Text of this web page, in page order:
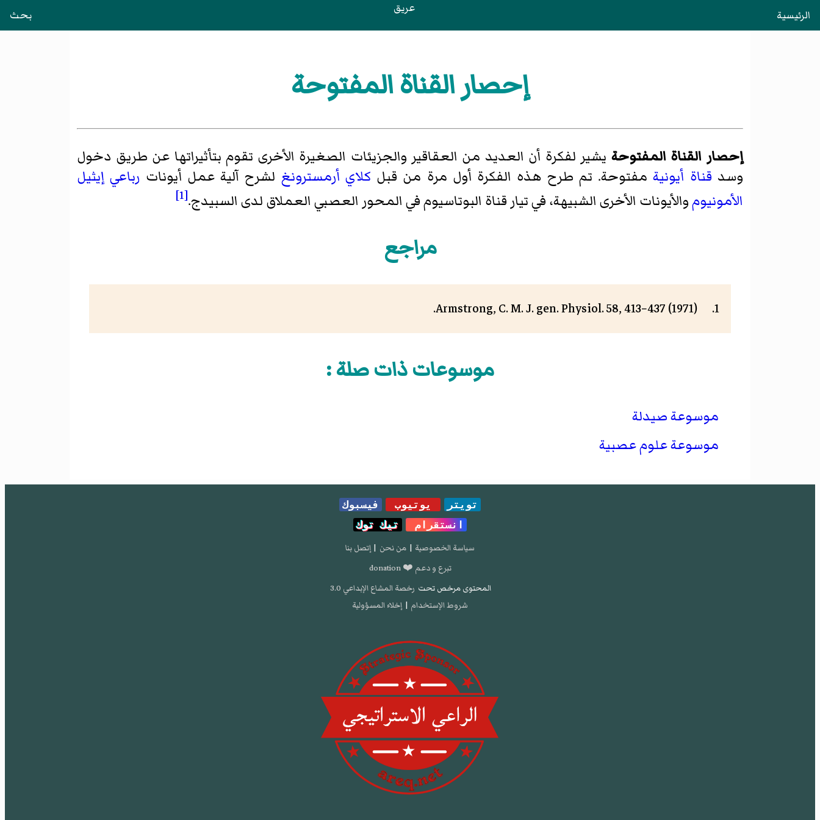
الرئيسية عريق بحث
إحصار القناة المفتوحة
إحصار القناة المفتوحة يشير لفكرة أن العديد من العقاقير والجزيئات الصغيرة الأخرى تقوم بتأثيراتها عن طريق دخول
وسد قناة أيونيةمفتوحة. تم طرح هذه الفكرة أول مرة من قبل كلاي أرمسترونغ لشرح آلية عمل أيونات رباعي إيثيل
الأمونيوموالأيونات الأخرى الشبيهة، في تيار قناة البوتاسيومفي المحور العصبي العملاق لدى السبيدج.
[1]
مراجع
Armstrong, C. M. J. gen. Physiol. 58, 413−437 (1971).
موسوعات ذات صلة :
موسوعة صيدلة
موسوعة علوم عصبية
تويتر يوتيوب
فيسبوك
انستقرام
تيك توك
سياسة الخصوصية | من نحن | إتصل بنا
تبرع و دعم ❤️ donation
المحتوى مرخص تحت رخصة المشاع الإبداعي 3.0
شروط الإستخدام | إخلاء المسؤولية